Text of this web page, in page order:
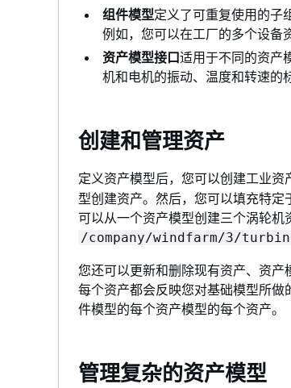
组件模型定义了可重复使用的子
例如，您可以在工厂的多个设备
资产模型接口适用于不同的资产
机和电机的振动、温度和转速的
创建和管理资产
定义资产模型后，您可以创建工业资
型创建资产。然后，您可以填充特
可以从一个资产模型创建三个涡轮
/company/windfarm/3/
您还可以更新和删除现有资产、资
每个资产都会反映您对基础模型所
件模型的每个资产模型的每个资产。
管理复杂的资产模型